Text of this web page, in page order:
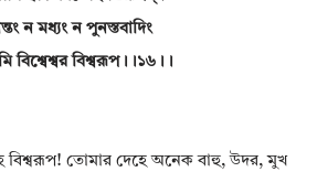
ন মধ্যং ন পুনস্তবাদিং
বিশ্বেশ্বর বিশ্বরূপ।।১৬।।
বিশ্বরূপ! তোমার দেহে অনেক বাহু, উদর, মুখ